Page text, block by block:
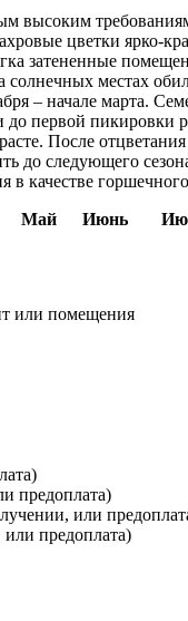
цветки ярко-
затененные
местах
– начале марта.
первой
После
следующего
в качестве
Май Июнь
или помещения
предоплата)
или
предоплата)